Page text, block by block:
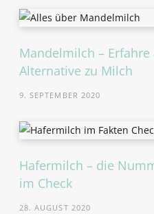
Mandelmilch –
Alternative zu Milch
9. SEPTEMBER 2020
Hafermilch – die
im Check
28. AUGUST 2020